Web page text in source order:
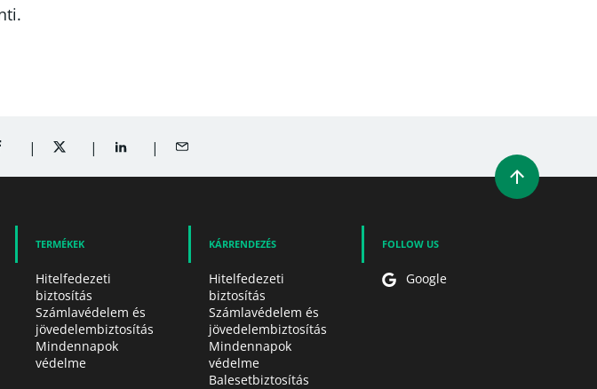
ON FACEBOOK (OPENS A NEW WINDOW)
SHARE ON TWITTER (OPENS A NEW WINDOW)
SHARE ON LINKEDIN (OPENS A NEW WINDOW)
SHARE BY EMAIL
TERMÉKEK
Hitelfedezeti
biztosítás
Számlavédelem és
jövedelembiztosítás
Mindennapok
védelme
KÁRRENDEZÉS
Hitelfedezeti
biztosítás
Számlavédelem és
jövedelembiztosítás
Mindennapok
védelme
Balesetbiztosítás
FOLLOW US
Google